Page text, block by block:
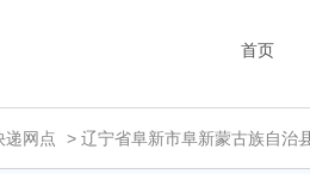
首页
递网点 > 辽宁省阜新市阜新蒙古族自治